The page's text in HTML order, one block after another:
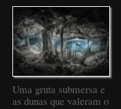
Uma gruta submersa e
as dunas que valeram o